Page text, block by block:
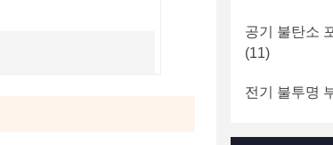
공기 불탄소
(11)
전기 불투명